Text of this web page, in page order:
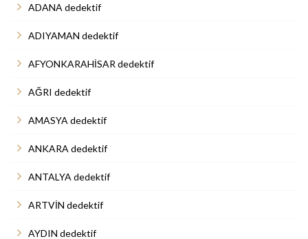
ADANA dedektif
ADIYAMAN dedektif
AFYONKARAHİSAR dedektif
AĞRI dedektif
AMASYA dedektif
ANKARA dedektif
ANTALYA dedektif
ARTVİN dedektif
AYDIN dedektif